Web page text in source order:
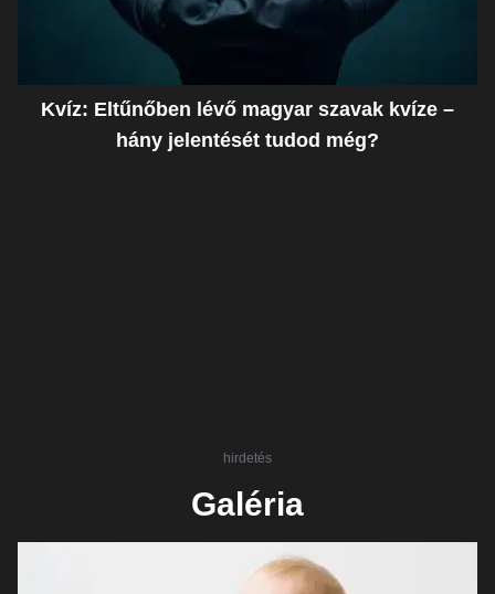
Kvíz: Eltűnőben lévő magyar szavak kvíze –
hány jelentését tudod még?
hirdetés
Galéria